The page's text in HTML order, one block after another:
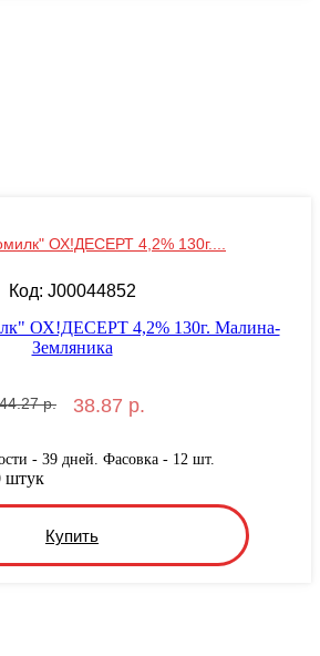
ОХ!ДЕСЕРТ 4,2% 130г....
Код: J00044852
44.27 р. 38.87 р.
- 39 дней. Фасовка - 12 шт.
Купить
штук